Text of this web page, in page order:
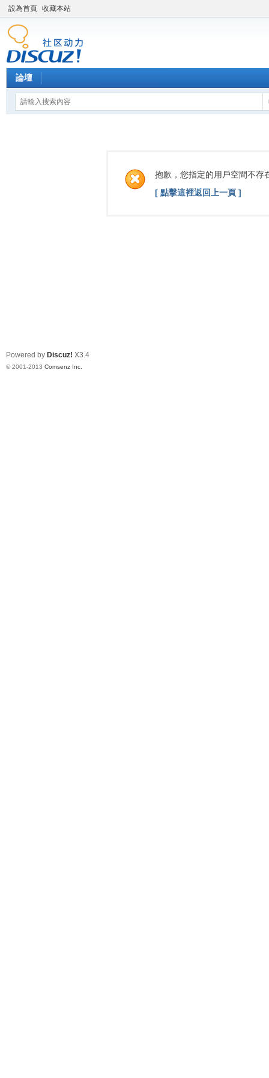
設為首頁 收藏本站
論壇
抱歉，您指定的用戶空間不存
[ 點擊這裡返回上一頁 ]
Powered by Discuz! X3.4
© 2001-2013 Comsenz Inc.